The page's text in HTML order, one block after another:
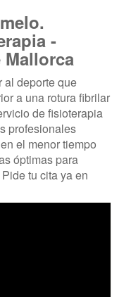
-
al deporte que
a una rotura fibrilar
de fisioterapia
profesionales
el menor tiempo
óptimas para
tu cita ya en